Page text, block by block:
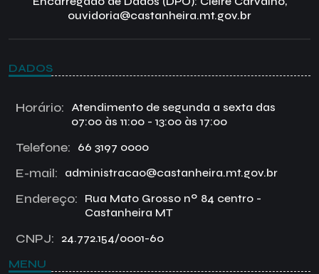
ouvidoria@castanheira.mt.gov.br
DADOS
Horário:
Atendimento de segunda a sexta das
07:00 às 11:00 - 13:00 às 17:00
Telefone: 66 3197 0000
E-mail: administracao@castanheira.mt.gov.br
Endereço:
Rua Mato Grosso nº 84 centro -
Castanheira MT
CNPJ: 24.772.154/0001-60
MENU